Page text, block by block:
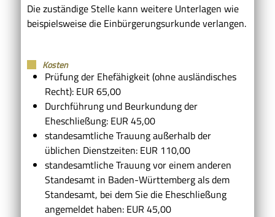
Die zuständige Stelle kann weitere Unterlagen wie
beispielsweise die Einbürgerungsurkunde verlangen.
Kosten
Prüfung der Ehefähigkeit (ohne ausländisches
Recht): EUR 65,00
Durchführung und Beurkundung der
Eheschließung: EUR 45,00
standesamtliche Trauung außerhalb der
üblichen Dienstzeiten: EUR 110,00
standesamtliche Trauung vor einem anderen
Standesamt in Baden-Württemberg als dem
Standesamt, bei dem Sie die Eheschließung
angemeldet haben: EUR 45,00